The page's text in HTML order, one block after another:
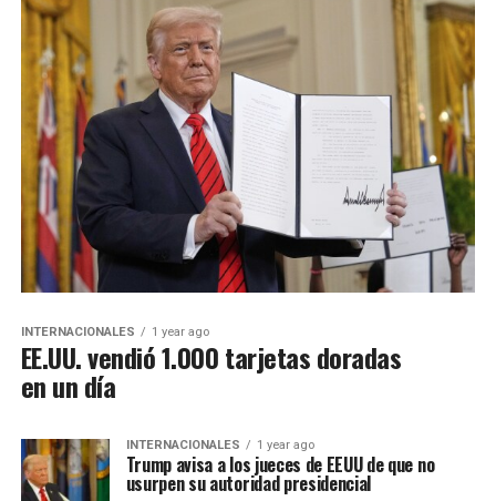
INTERNACIONALES 1 year ago
EE.UU. vendió 1.000 tarjetas doradas
en un día
INTERNACIONALES 1 year ago
Trump avisa a los jueces de EEUU de que no
usurpen su autoridad presidencial